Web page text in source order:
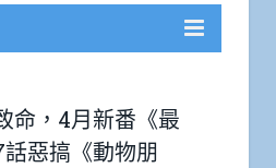
命，4月新番《最
惡搞《動物朋